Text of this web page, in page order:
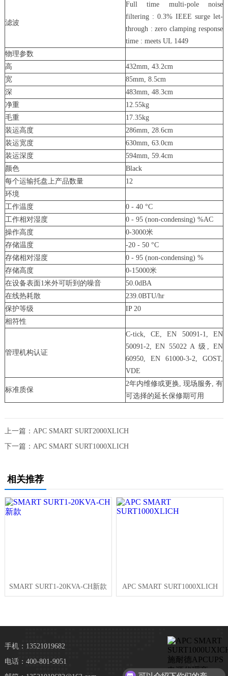
滤波
Full time multi-pole noise
filtering : 0.3% IEEE surge let-
through : zero clamping response
time : meets UL 1449
物理参数
高
432mm, 43.2cm
宽
85mm, 8.5cm
深
483mm, 48.3cm
净重
12.55kg
毛重
17.35kg
装运高度
286mm, 28.6cm
装运宽度
630mm, 63.0cm
装运深度
594mm, 59.4cm
颜色
Black
每个运输托盘上产品数量
12
环境
工作温度
0 - 40 °C
工作相对湿度
0 - 95 (non-condensing) %AC
操作高度
0-3000米
存储温度
-20 - 50 °C
存储相对湿度
0 - 95 (non-condensing) %
存储高度
0-15000米
在设备表面1米外可听到的噪音
50.0dBA
在线热耗散
239.0BTU/hr
保护等级
IP 20
相符性
管理机构认证
C-tick, CE, EN 50091-1, EN
50091-2, EN 55022 A 级, EN
60950, EN 61000-3-2, GOST,
VDE
标准质保
2年内维修或更换, 现场服务, 有
可选择的延长保修期可用
上一篇： APC SMART SURT2000XLICH
下一篇： APC SMART SURT1000XLICH
相关推荐
SMART SURT1-20KVA-CH新款 APC SMART SURT1000XLICH
手机：13521019682
电话：400-801-9051